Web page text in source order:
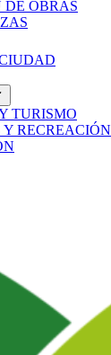
DE OBRAS
TURISMO
Y RECREACIÓN